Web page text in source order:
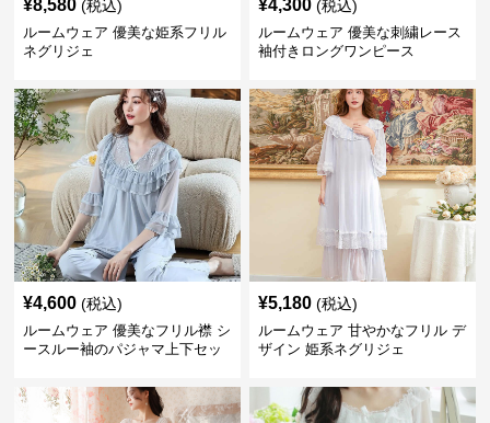
¥8,580 (税込)
ルームウェア 優美な姫系フリル
ネグリジェ
¥4,300 (税込)
ルームウェア 優美な刺繍レース
袖付きロングワンピース
¥4,600 (税込)
ルームウェア 優美なフリル襟 シ
ースルー袖のパジャマ上下セッ
¥5,180 (税込)
ルームウェア 甘やかなフリル デ
ザイン 姫系ネグリジェ